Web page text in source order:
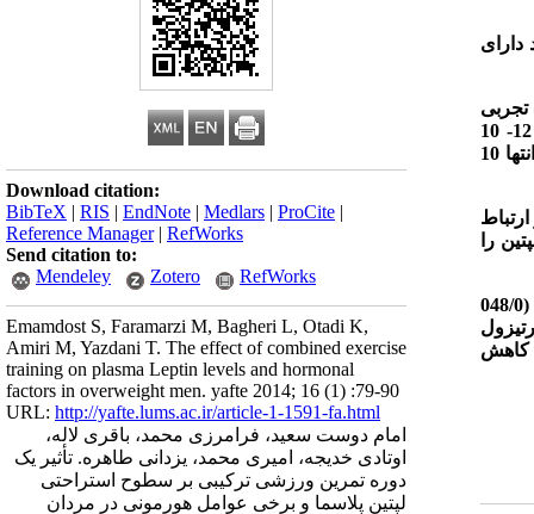
Download citation:
BibTeX | RIS | EndNote | Medlars | ProCite |
Reference Manager| RefWorks
Send citation to:
Mendeley
Zotero RefWorks
Emamdost S, Faramarzi M, Bagheri L, Otadi K,
Amiri M, Yazdani T. The effect of combined exercise
training on plasma Leptin levels and hormonal
factors in overweight men. yafte 2014; 16 (1) :79-90
URL: http://yafte.lums.ac.ir/article-1-1591-fa.html
امام دوست سعید، فرامرزی محمد، باقری لاله،
اوتادی خدیجه، امیری محمد، یزدانی طاهره. تأثیر یک
دوره تمرین ورزشی ترکیبی بر سطوح استراحتی
لپتین پلاسما و برخی عوامل هورمونی در مردان
دارای
تجربی
برنامه تمرین ترکیبی مقاومتی هوازی شامل 8 هفته تمرین و هر هفته 3 جلسه و هر جلسه شامل 12- 10
درنظرگرفته شد و در انتها 10
را
کاهش